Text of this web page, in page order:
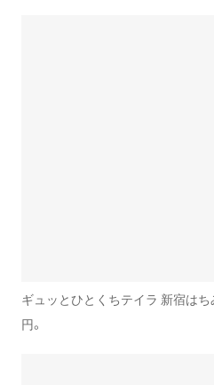
ギュッとひとくちテイラ 新宿は
円。